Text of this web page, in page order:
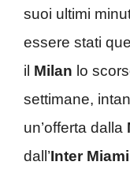
suoi ultimi
essere stati
il Milan lo
settimane,
un’offerta dalla
dall’Inter Miami